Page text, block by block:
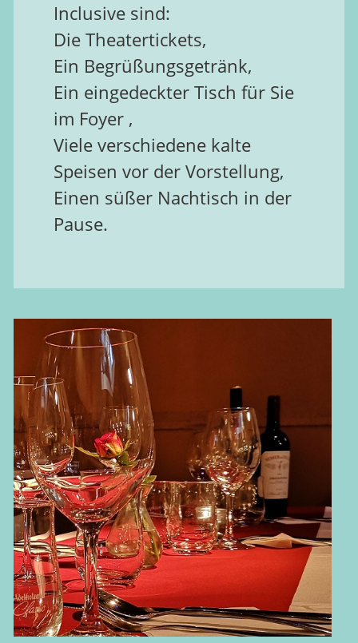
Inclusive sind:
Die Theatertickets,
Ein Begrüßungsgetränk,
Ein eingedeckter Tisch für Sie
im Foyer ,
Viele verschiedene kalte
Speisen vor der Vorstellung,
Einen süßer Nachtisch in der
Pause.